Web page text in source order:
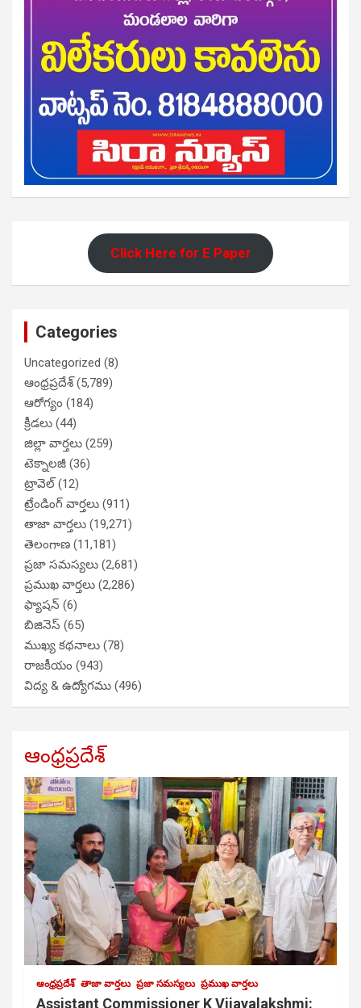
Click Here for E Paper
Categories
Uncategorized (8)
ఆంధ్రప్రదేశ్(5,789)
ఆరోగ్యం (184)
క్రీడలు (44)
జిల్లా వార్తలు (259)
టెక్నాలజీ (36)
ట్రావెల్(12)
ట్రేండింగ్ వార్తలు (911)
తాజా వార్తలు (19,271)
తెలంగాణ (11,181)
ప్రజా సమస్యలు (2,681)
ప్రముఖ వార్తలు (2,286)
ఫ్యాషన్ (6)
బిజినెస్ (65)
ముఖ్య కథనాలు (78)
రాజకీయం (943)
విద్య & ఉద్యోగము (496)
ఆంధ్రప్రదేశ్
ఆంధ్రప్రదేశ్ తాజా వార్తలు ప్రజా సమస్యలు ప్రముఖ వార్తలు
Assistant Commissioner K Vijayalakshmi: